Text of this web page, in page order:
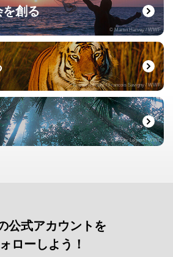
を創る
© Martin Harvey / WWF
© naturepl.com / Francois Savigny / WWF
© Roger Leguen / WWF
公式アカウントを
ローしよう！